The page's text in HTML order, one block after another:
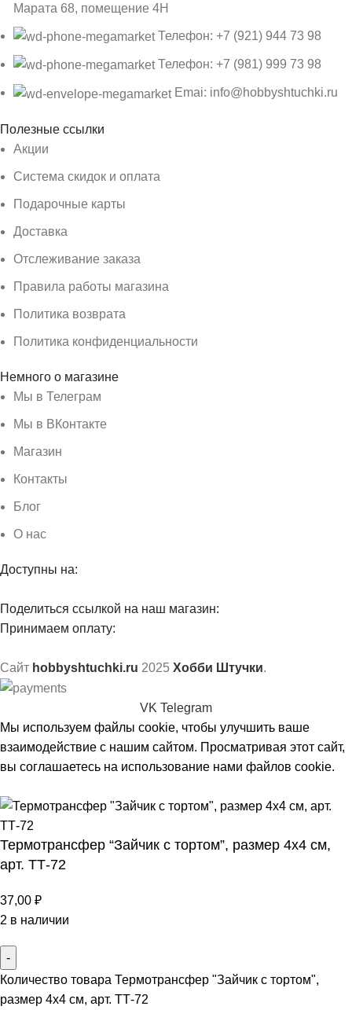
Марата 68, помещение 4Н
Телефон: +7 (921) 944 73 98
Телефон: +7 (981) 999 73 98
Emai: info@hobbyshtuchki.ru
Полезные ссылки
Акции
Система скидок и оплата
Подарочные карты
Доставка
Отслеживание заказа
Правила работы магазина
Политика возврата
Политика конфиденциальности
Немного о магазине
Мы в Телеграм
Мы в ВКонтакте
Магазин
Контакты
Блог
О нас
Доступны на:
Поделиться ссылкой на наш магазин:
Принимаем оплату:
Сайт hobbyshtuchki.ru 2025 Хобби Штучки.
VK Telegram
Мы используем файлы cookie, чтобы улучшить ваше
взаимодействие с нашим сайтом. Просматривая этот сайт,
вы соглашаетесь на использование нами файлов cookie.
Термотрансфер “Зайчик с тортом”, размер 4х4 см,
арт. ТТ-72
37,00 ₽
2 в наличии
Количество товара Термотрансфер "Зайчик с тортом",
размер 4х4 см, арт. ТТ-72